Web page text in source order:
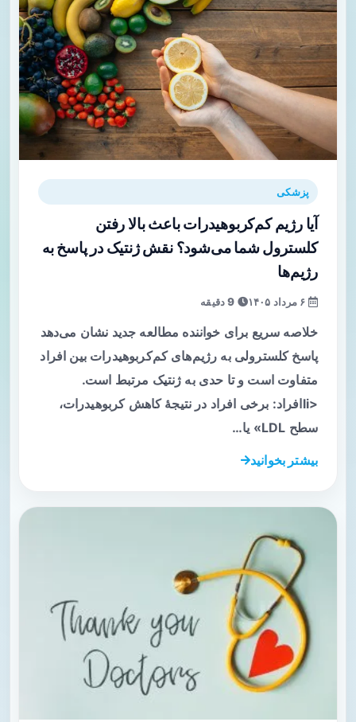
پزشکی
آیا رژیم کم‌کربوهیدرات باعث بالا رفتن
کلسترول شما می‌شود؟ نقش ژنتیک در پاسخ به
رژیم‌ها
خلاصه سریع برای خواننده مطالعه جدید نشان می‌دهد
پاسخ کلسترولی به رژیم‌های کم‌کربوهیدرات بین افراد
متفاوت است و تا حدی به ژنتیک مرتبط است.
<liافراد: برخی افراد در نتیجهٔ کاهش کربوهیدرات،
سطح LDL» یا…
بیشتر بخوانید